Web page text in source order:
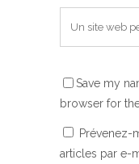
Save my
browser for
Prévenez-
articles par e-